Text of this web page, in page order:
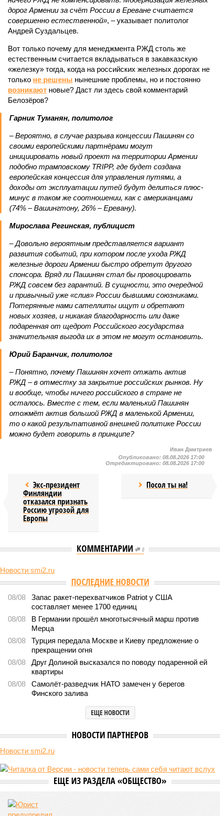
дорог Армении за счёт России в Ереване считается
совершенно естественной», – указывает политолог
Андрей Суздальцев.
Вот только почему для менеджмента РЖД столь же
естественным считается вкладываться в закавказскую
«железку» тогда, когда на российских железных дорогах не
только не решены нынешние проблемы, но и постоянно
возникают новые? Даст ли здесь свой комментарий
Белозёров?
Гарник Туманян, политолог
– Вероятно, в случае разрыва концессии Пашинян со
своими европейскими партнёрами могут
инициировать новый проект на территории Армении
подобно трамповскому TRIPP, где будет создана
европейская концессия для управления путями, а
доходы от эксплуатации путей будут делиться плюс-
минус в таком же соотношении, как с американцами
(74% – Вашингтону, 26% – Еревану).
Мирослава Регинская, публицист
– Довольно вероятным представляется вариант
развития событий, при котором после ухода РЖД
железные дороги Армении быстро обретут другого
спонсора. Вряд ли Пашинян стал бы провоцировать
РЖД совсем без гарантий. В сущности, это очередной
и привычный уже «слив» России бывшими союзниками.
Потерянные нами сателлиты ищут и обретают
новых хозяев, и никакая благодарность или даже
подаренная от щедрот Российского государства
значительная выгода их в этом не могут остановить.
Юрий Баранчик, политолог
– Понятно, почему Пашинян хочет отжать актив
РЖД – в отместку за закрытие российских рынков. Ну
и вообще, чтобы ничего российского в стране не
осталось. Вместе с тем, если маленький Пашинян
отожмёт актив большой РЖД в маленькой Армении,
то о какой результативной внешней политике России
можно будет говорить в принципе?
Иван Дмитриев
Опубликовано: 08.08.2026 17:00
Отредактировано: 08.08.2026 17:00
Экс-президент
Финляндии
отказался признать
Россию угрозой для
Европы
Посол ты на!
КОММЕНТАРИИ 0
Новости smi2.ru
ПОСЛЕДНИЕ НОВОСТИ
08/08
Запас ракет-перехватчиков Patriot у США
составляет менее 1700 единиц
08/08
В Германии прошёл многотысячный марш против
Мерца
08/08
Турция передала Москве и Киеву предложение о
прекращении огня
08/08
Друг Долиной высказался по поводу подаренной ей
квартиры
08/08
Самолёт-разведчик НАТО замечен у берегов
Финского залива
ЕЩЕ НОВОСТИ
НОВОСТИ ПАРТНЕРОВ
Новости smi2.ru
ЕЩЕ ИЗ РАЗДЕЛА «ОБЩЕСТВО»